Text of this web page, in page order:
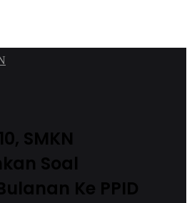
SMKN
Soal
Ke PPID